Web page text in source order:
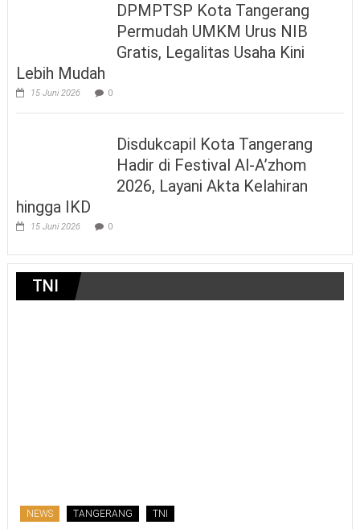
DPMPTSP Kota Tangerang
Permudah UMKM Urus NIB
Gratis, Legalitas Usaha Kini
Lebih Mudah
15 Juni 2026 0
Disdukcapil Kota Tangerang
Hadir di Festival Al-A’zhom
2026, Layani Akta Kelahiran
hingga IKD
15 Juni 2026 0
TNI
NEWS TANGERANG TNI